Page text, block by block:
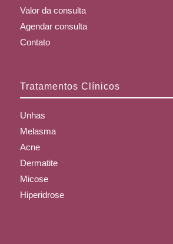
Valor da consulta
Agendar consulta
Contato
Tratamentos Clínicos
Unhas
Melasma
Acne
Dermatite
Micose
Hiperidrose